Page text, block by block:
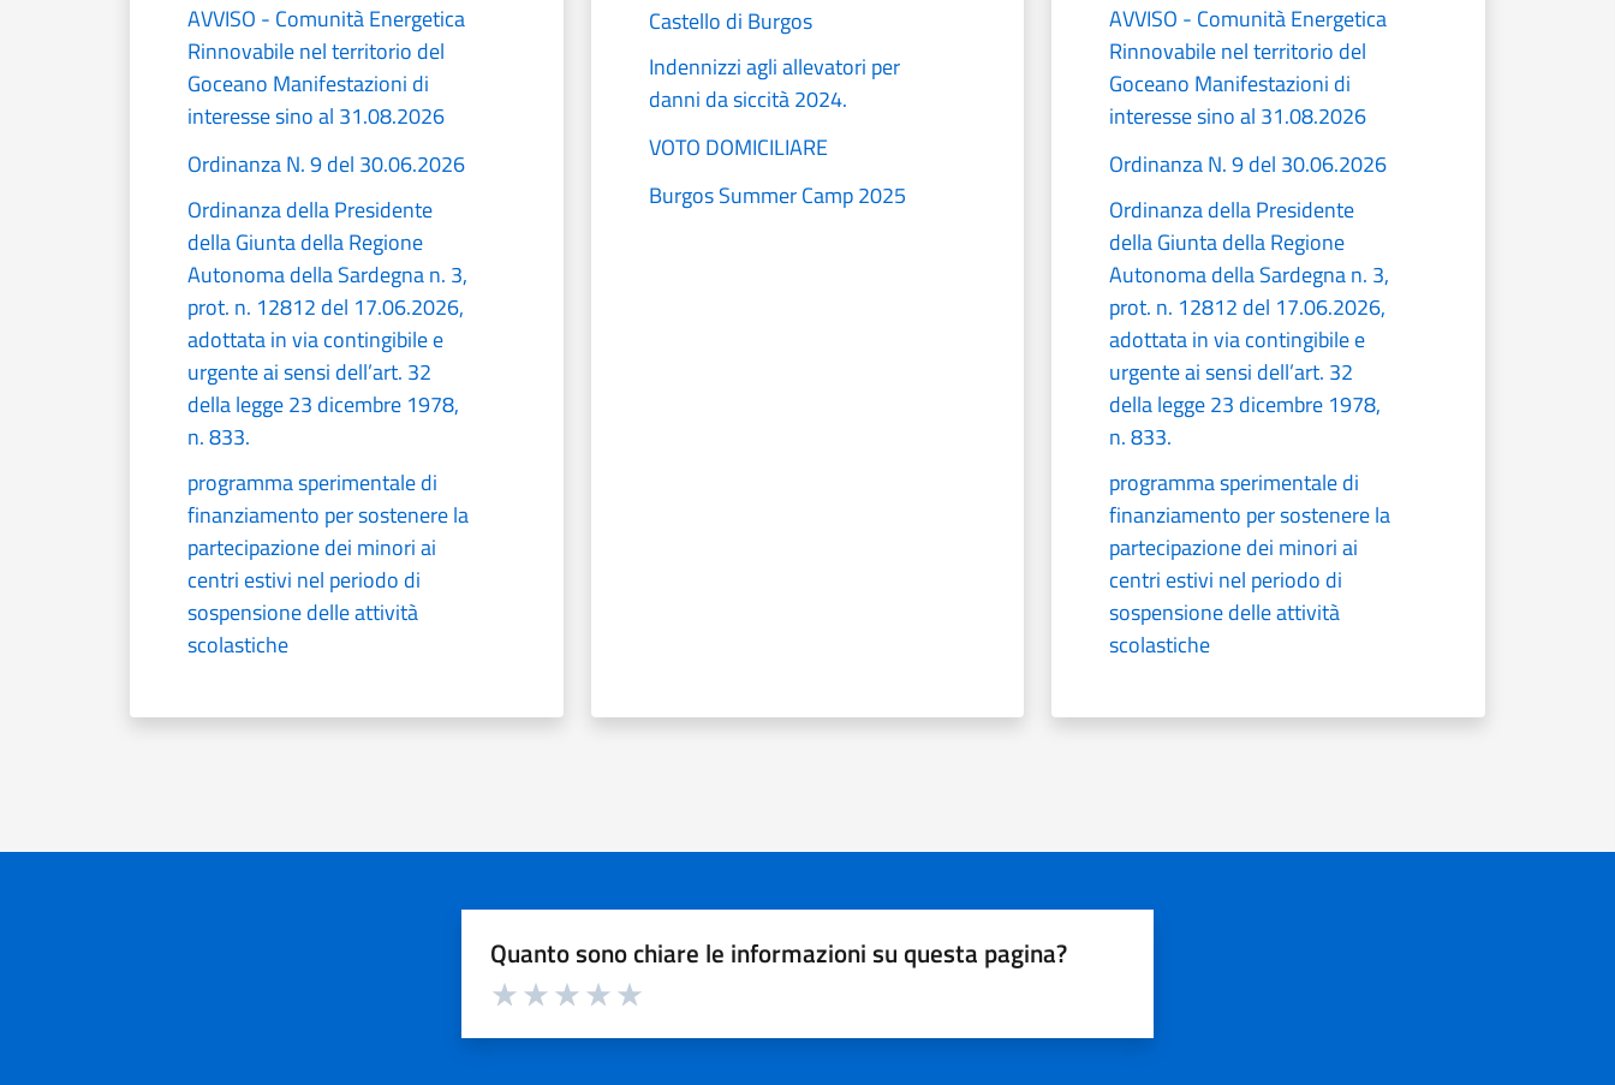
AVVISO - Comunità Energetica
Rinnovabile nel territorio del
Goceano Manifestazioni di
interesse sino al 31.08.2026
Ordinanza N. 9 del 30.06.2026
Ordinanza della Presidente
della Giunta della Regione
Autonoma della Sardegna n. 3,
prot. n. 12812 del 17.06.2026,
adottata in via contingibile e
urgente ai sensi dell’art. 32
della legge 23 dicembre 1978,
n. 833.
programma sperimentale di
finanziamento per sostenere la
partecipazione dei minori ai
centri estivi nel periodo di
sospensione delle attività
scolastiche
Castello di Burgos
Indennizzi agli allevatori per
danni da siccità 2024.
VOTO DOMICILIARE
Burgos Summer Camp 2025
AVVISO - Comunità Energetica
Rinnovabile nel territorio del
Goceano Manifestazioni di
interesse sino al 31.08.2026
Ordinanza N. 9 del 30.06.2026
Ordinanza della Presidente
della Giunta della Regione
Autonoma della Sardegna n. 3,
prot. n. 12812 del 17.06.2026,
adottata in via contingibile e
urgente ai sensi dell’art. 32
della legge 23 dicembre 1978,
n. 833.
programma sperimentale di
finanziamento per sostenere la
partecipazione dei minori ai
centri estivi nel periodo di
sospensione delle attività
scolastiche
Quanto sono chiare le informazioni su questa pagina?
Valuta da 1 a 5 stelle la pagina